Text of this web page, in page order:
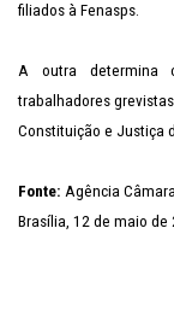
filiados à Fenasps.
A outra determina
trabalhadores
Constituição e Justiça
Fonte: Agência
Brasília, 12 de maio de